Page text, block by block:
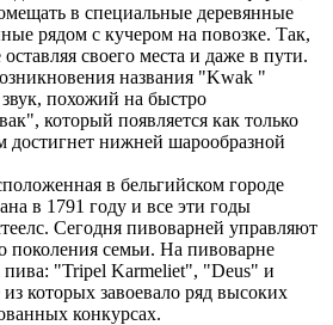
в специальные деревянные
рядом с кучером на повозке. Так,
своего места и даже в пути.
названия "Kwak "
похожий на быстро
который появляется как только
достигнет нижней шарообразной
в бельгийском городе
в 1791 году и все эти годы
Сегодня пивоварней управляют
поколения семьи. На пивоварне
пива: "Tripel Karmeliet", "Deus" и
которых завоевало ряд высоких
конкурсах.